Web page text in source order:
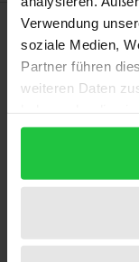
Verwendung
soziale Medien,
Partner führen
weiteren Daten
gesammelt haben.
Description
The State
of his "Versuch
Merckwürdiger
Lemgo in 1737-
Ludwig Philipp